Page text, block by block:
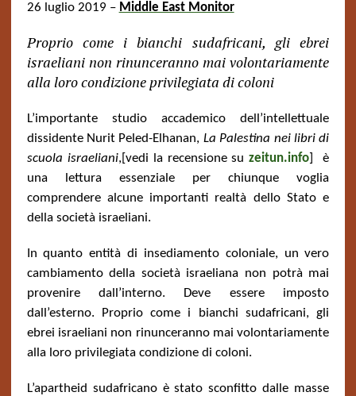
26 luglio 2019 – Middle East Monitor
Proprio come i bianchi sudafricani, gli ebrei
israeliani non rinunceranno mai volontariamente
alla loro condizione privilegiata di coloni
L’importante studio accademico del l’intellettuale
dissidente Nurit Peled-Elhanan, La Palestina nei libri di
scuola israeliani,[vedi la recensione suzeitun.info] è
una lettura essenziale per chiunque voglia
comprendere alcune importanti realtà dello Stato e
della società israeliani.
In quanto entità di insediamento coloniale, un vero
cambiamento della società israeliana non potrà mai
provenire dall’interno. Deve essere imposto
dall’esterno. Proprio come i bianchi sudafricani, gli
ebrei israeliani non rinunceranno mai volontariamente
alla loro privilegiata condizione di coloni.
L’apartheid sudafricano è stato sconfitto dalle masse